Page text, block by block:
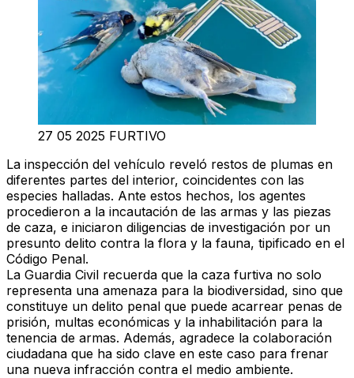
27 05 2025 FURTIVO
La inspección del vehículo reveló restos de plumas en
diferentes partes del interior, coincidentes con las
especies halladas. Ante estos hechos, los agentes
procedieron a la incautación de las armas y las piezas
de caza, e iniciaron diligencias de investigación por un
presunto delito contra la flora y la fauna, tipificado en el
Código Penal.
La Guardia Civil recuerda que la caza furtiva no solo
representa una amenaza para la biodiversidad, sino que
constituye un delito penal que puede acarrear penas de
prisión, multas económicas y la inhabilitación para la
tenencia de armas. Además, agradece la colaboración
ciudadana que ha sido clave en este caso para frenar
una nueva infracción contra el medio ambiente.